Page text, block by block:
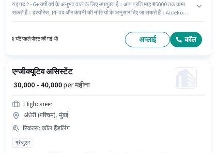
यह पद 2 - 6+ वर्षो वर्ष के अनुभव वाले के लिए उपयुक्त है। आप प्रति माह ₹45000 तक कमा
सकते हैं। इंश्योरेंस, PF पद और कंपनी की नीतियों के अनुसार दिए जा सकते हैं। Aldeko
पास ग्रेजुएट डिग्री/सर्टिफिकेट होना अनिवार्य है। यह वैकेंसी मंगोलपुरी, दिल्ली में है।
8 घंटे पहले पोस्ट की गई थी अप्लाई कॉल
एग्जीक्यूटिव असिस्टेंट
₹ 30,000 - 40,000per महीना
Highcareer
अंधेरी (पश्चिम), मुंबई
स्किल्स: कॉल हैंडलिंग
ग्रेजुएट